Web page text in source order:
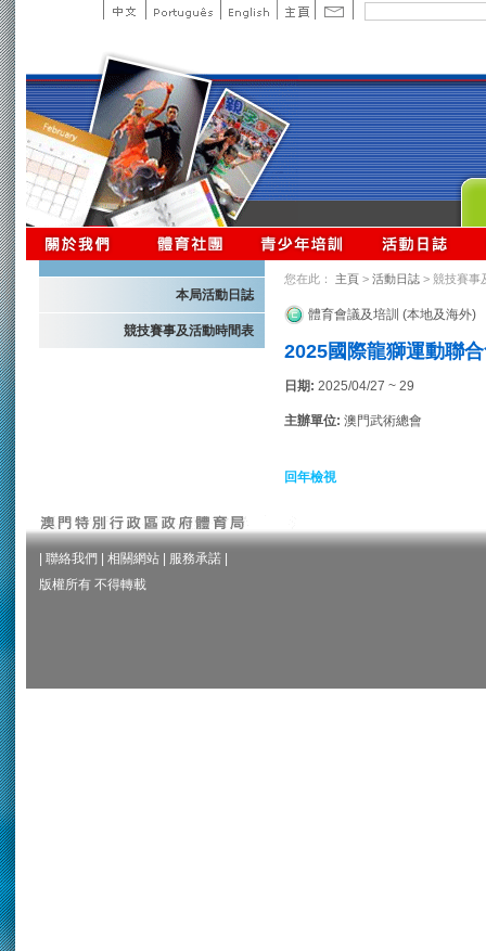
本局活動日誌
競技賽事及活動時間表
您在此： 主頁 > 活動日誌 > 競技賽事
體育會議及培訓 (本地及海外)
2025國際龍獅運動聯
日期: 2025/04/27 ~ 29
主辦單位: 澳門武術總會
回年檢視
聯絡我們 相關網站 服務承諾
版權所有 不得轉載